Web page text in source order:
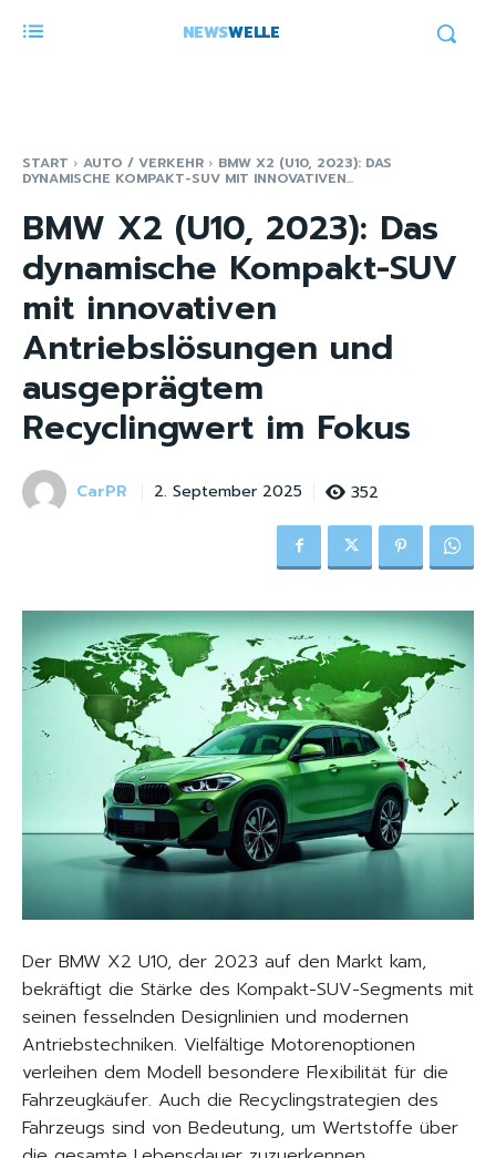
NEWSWELLE
START AUTO / VERKEHR BMW X2 (U10, 2023): DAS
DYNAMISCHE KOMPAKT-SUV MIT INNOVATIVEN...
BMW X2 (U10, 2023): Das
dynamische Kompakt-SUV
mit innovativen
Antriebslösungen und
ausgeprägtem
Recyclingwert im Fokus
CarPR 2. September 2025 352
Der BMW X2 U10, der 2023 auf den Markt kam,
bekräftigt die Stärke des Kompakt-SUV-Segments mit
seinen fesselnden Designlinien und modernen
Antriebstechniken. Vielfältige Motorenoptionen
verleihen dem Modell besondere Flexibilität für die
Fahrzeugkäufer. Auch die Recyclingstrategien des
Fahrzeugs sind von Bedeutung, um Wertstoffe über